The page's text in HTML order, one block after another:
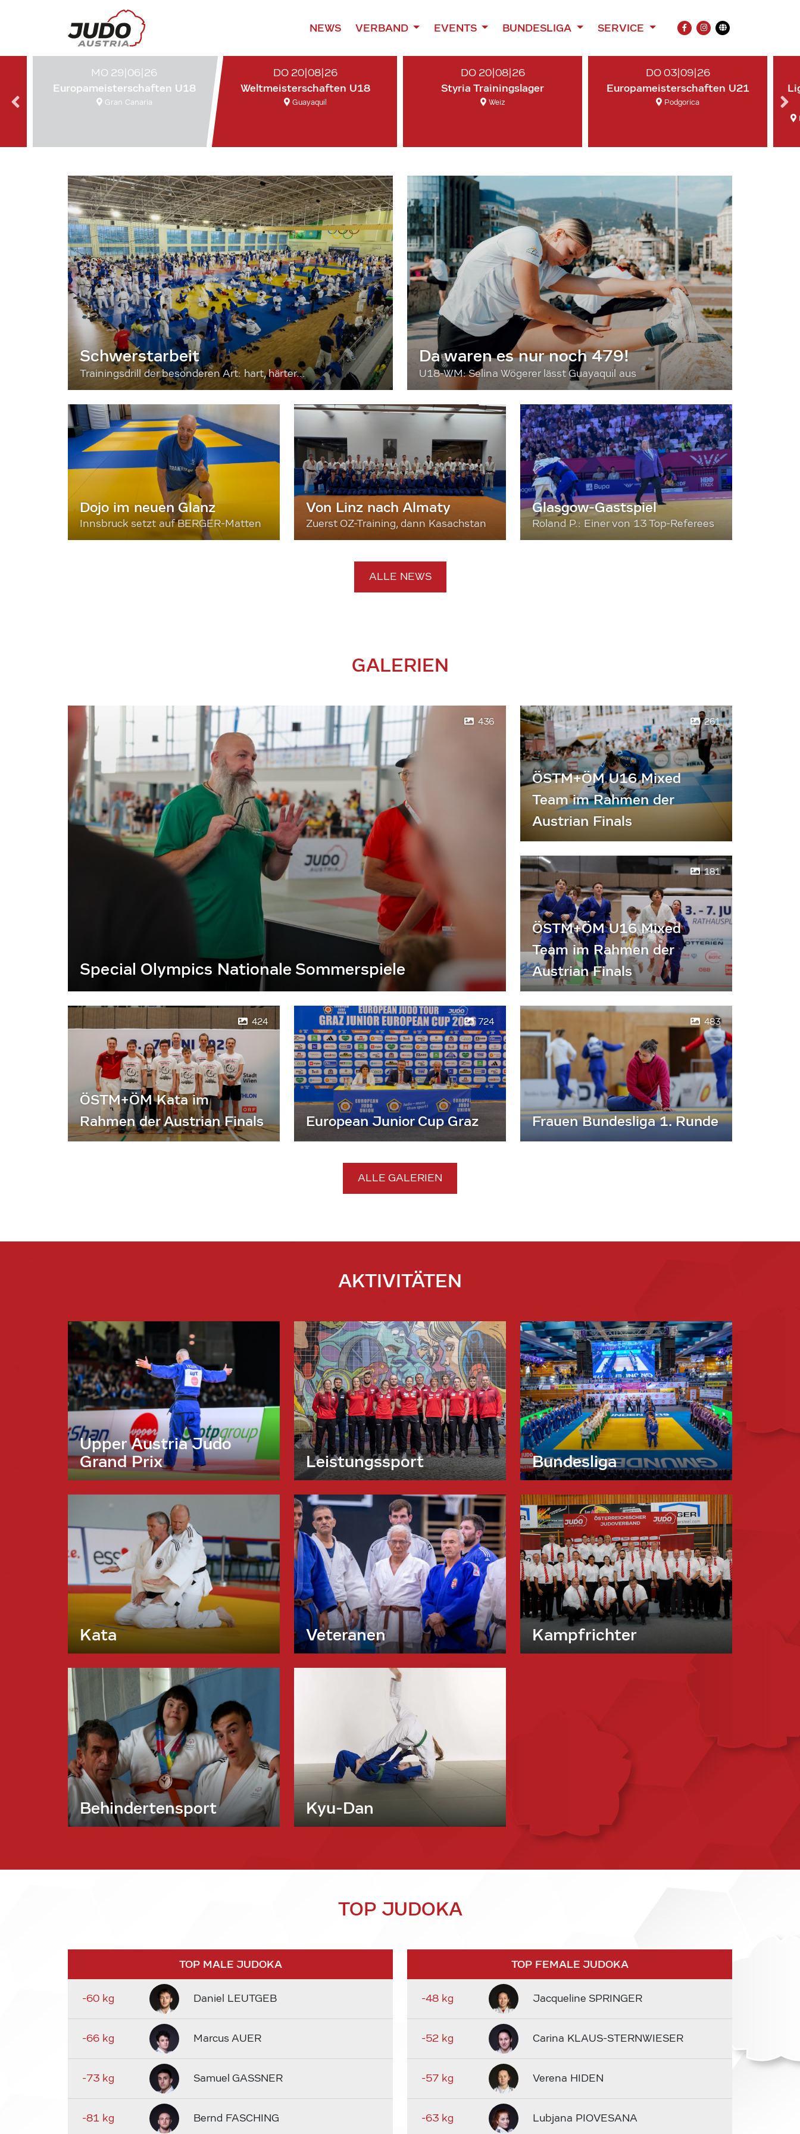
NEWS VERBAND EVENTS BUNDESLIGA SERVICE
FACEBOOK
INSTAGRAM
Übersetzung
MO 29|06|26
Europameisterschaften U18
Gran Canaria
DO 20|08|26
Weltmeisterschaften U18
Guayaquil
DO 20|08|26
Styria Trainingslager
Weiz
DO 03|09|26
Europameisterschaften U21
Podgorica
Schwerstarbeit
Trainingsdrill der besonderen Art: hart, härter...
Da waren es nur noch 479!
U18-WM: Selina Wögerer lässt Guayaquil aus
Dojo im neuen Glanz
Innsbruck setzt auf BERGER-Matten
Von Linz nach Almaty
Zuerst OZ-Training, dann Kasachstan
Glasgow-Gastspiel
Roland P.: Einer von 13 Top-Referees
ALLE NEWS
GALERIEN
436
Special Olympics Nationale Sommerspiele
261
ÖSTM+ÖM U16 Mixed
Team im Rahmen der
Austrian Finals
181
ÖSTM+ÖM U16 Mixed
Team im Rahmen der
Austrian Finals
424
ÖSTM+ÖM Kata im
Rahmen der Austrian Finals
724
European Junior Cup Graz
483
Frauen Bundesliga 1. Runde
ALLE GALERIEN
AKTIVITÄTEN
Upper Austria Judo
Grand Prix
Leistungssport Bundesliga
Kata Veteranen Kampfrichter
Behindertensport Kyu-Dan
TOP JUDOKA
TOP MALE JUDOKA
-60 kg Daniel LEUTGEB
-66 kg Marcus AUER
-73 kg Samuel GASSNER
-81 kg Bernd FASCHING
TOP FEMALE JUDOKA
-48 kg Jacqueline SPRINGER
-52 kg Carina KLAUS-STERNWIESER
-57 kg Verena HIDEN
-63 kg Lubjana PIOVESANA